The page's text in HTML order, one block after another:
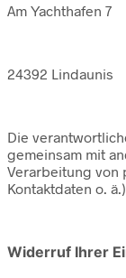
Am Yachthafen 7
24392 Lindaunis
Die
gemeinsam mit
Verarbeitung von
Kontaktdaten o. ä.).
Widerruf Ihrer